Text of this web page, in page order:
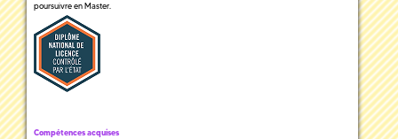
poursuivre en Master.
Compétences acquises